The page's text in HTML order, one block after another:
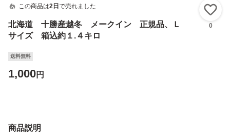
この商品は2日 で売れました
北海道 十勝産越冬 メークイン 正規品、Ｌ
サイズ 箱込約１.４キロ
0
送料無料
1,000円
商品説明